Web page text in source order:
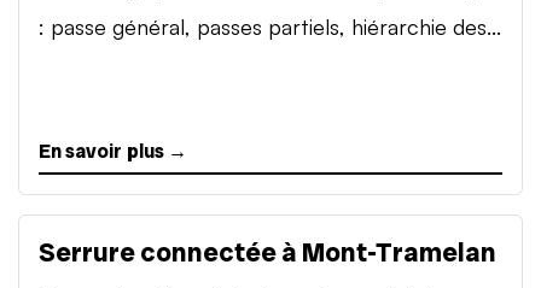
: passe général, passes partiels, hiérarchie des...
En savoir plus →
Serrure connectée à Mont-Tramelan